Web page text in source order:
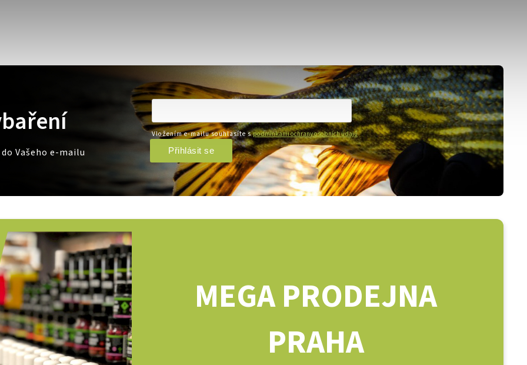
MEGA PRODEJNA
PRAHA
Vašeho e-mailu
Vložením e-mailu souhlasíte spodmínkami ochrany osobních údajů
Přihlásit se